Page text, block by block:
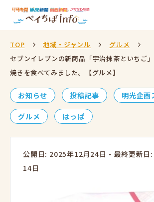
TOP 地域・ジャンル
グルメ
セブンイレブンの新商品「宇治抹茶といちご
焼きを食べてみました。【グルメ】
お知らせ 投稿記事 明光企画
グルメ はっぱ
公開日: 2025年12月24日 - 最終更新日
14日